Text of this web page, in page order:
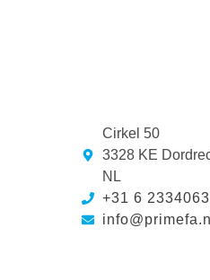
Cirkel 50
3328 KE
NL
+31 6
info@primefa.nl